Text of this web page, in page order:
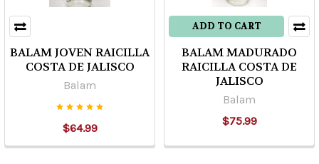
BALAM JOVEN RAICILLA
COSTA DE JALISCO
Balam
$64.99
ADD TO CART
BALAM MADURADO
RAICILLA COSTA DE
JALISCO
Balam
$75.99